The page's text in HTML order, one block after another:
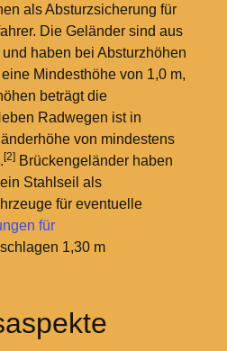
als Absturzsicherung für
Die Geländer sind aus
haben bei Absturzhöhen
eine Mindesthöhe von 1,0 m,
beträgt die
Radwegen ist in
von mindestens
[2]Brückengeländer haben
Stahlseil als
für eventuelle
für
schlagen 1,30 m